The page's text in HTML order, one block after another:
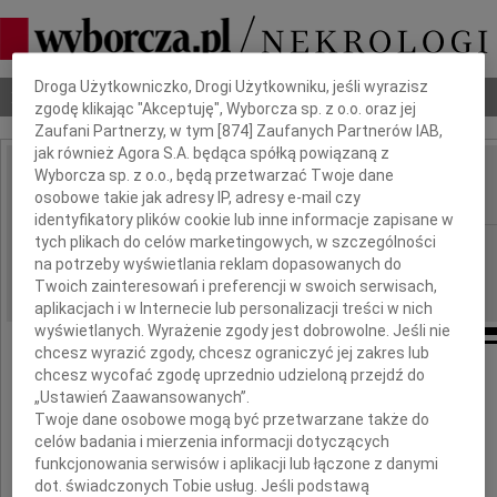
Nekrologi Odeszli Poradnik pogrzebowy
IMIĘ I NAZWISKO: Leszek Tarnowski
REGION: cała Polska
DATA EMISJI: 18.05.2026
Z głębokim smutkiem żegnamy
Dbamy o Twoją prywatność
Droga Użytkowniczko, Drogi Użytkowniku, jeśli wyrazisz
zgodę klikając "Akceptuję", Wyborcza sp. z o.o. oraz jej
Zaufani Partnerzy, w tym [874] Zaufanych Partnerów IAB,
jak również Agora S.A. będąca spółką powiązaną z
Wyborcza sp. z o.o., będą przetwarzać Twoje dane
osobowe takie jak adresy IP, adresy e-mail czy
identyfikatory plików cookie lub inne informacje zapisane w
tych plikach do celów marketingowych, w szczególności
na potrzeby wyświetlania reklam dopasowanych do
Twoich zainteresowań i preferencji w swoich serwisach,
aplikacjach i w Internecie lub personalizacji treści w nich
wyświetlanych. Wyrażenie zgody jest dobrowolne. Jeśli nie
chcesz wyrazić zgody, chcesz ograniczyć jej zakres lub
chcesz wycofać zgodę uprzednio udzieloną przejdź do
„Ustawień Zaawansowanych”.
Twoje dane osobowe mogą być przetwarzane także do
celów badania i mierzenia informacji dotyczących
funkcjonowania serwisów i aplikacji lub łączone z danymi
dot. świadczonych Tobie usług. Jeśli podstawą